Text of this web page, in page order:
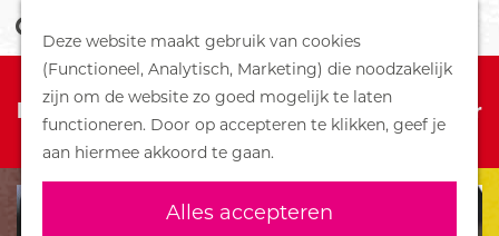
Deze website maakt gebruik van cookies
(Functioneel, Analytisch, Marketing) die noodzakelijk
zijn om de website zo goed mogelijk te laten
functioneren. Door op accepteren te klikken, geef je
aan hiermee akkoord te gaan.
Alles accepteren
G
n
a
r
o
e
k
e
n
M
e
n
u
DORPEN
Bennekom
De Klomp
Deelen
Ederveen
Sorry, deze activiteit is niet meer
beschikbaar. Bekijk het
actuele aanbod
voor
de beschikbare opties.